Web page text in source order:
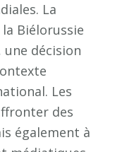
La
Biélorussie
décision
Les
des
également à